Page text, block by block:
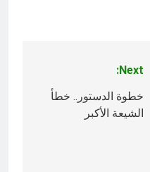
Next:
خطوة الدستور.. خطأ
الشيعة الأكبر